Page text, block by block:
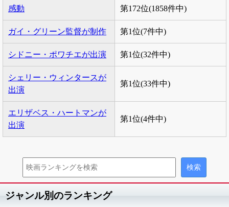
感動 第172位(1858件中)
ガイ・グリーン監督が制作 第1位(7件中)
シドニー・ポワチエが出演 第1位(32件中)
シェリー・ウィンタースが
出演
第1位(33件中)
エリザベス・ハートマンが
出演
第1位(4件中)
ジャンル別のランキング